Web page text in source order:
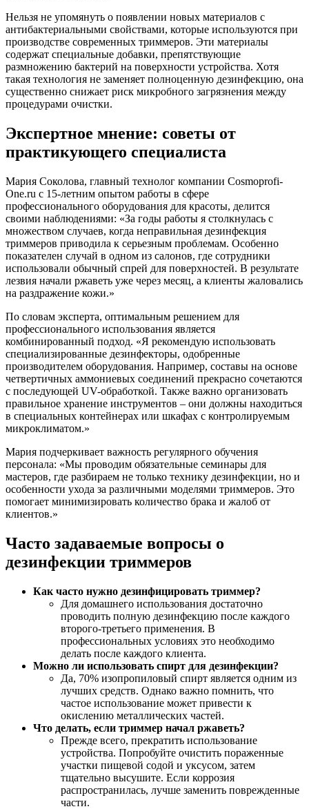
Нельзя не упомянуть о появлении новых материалов с
антибактериальными свойствами, которые используются при
производстве современных триммеров. Эти материалы
содержат специальные добавки, препятствующие
размножению бактерий на поверхности устройства. Хотя
такая технология не заменяет полноценную дезинфекцию, она
существенно снижает риск микробного загрязнения между
процедурами очистки.
Экспертное мнение: советы от
практикующего специалиста
Мария Соколова, главный технолог компании Cosmoprofi-
One.ru с 15-летним опытом работы в сфере
профессионального оборудования для красоты, делится
своими наблюдениями: «За годы работы я столкнулась с
множеством случаев, когда неправильная дезинфекция
триммеров приводила к серьезным проблемам. Особенно
показателен случай в одном из салонов, где сотрудники
использовали обычный спрей для поверхностей. В результате
лезвия начали ржаветь уже через месяц, а клиенты жаловались
на раздражение кожи.»
По словам эксперта, оптимальным решением для
профессионального использования является
комбинированный подход. «Я рекомендую использовать
специализированные дезинфекторы, одобренные
производителем оборудования. Например, составы на основе
четвертичных аммониевых соединений прекрасно сочетаются
с последующей UV-обработкой. Также важно организовать
правильное хранение инструментов – они должны находиться
в специальных контейнерах или шкафах с контролируемым
микроклиматом.»
Мария подчеркивает важность регулярного обучения
персонала: «Мы проводим обязательные семинары для
мастеров, где разбираем не только технику дезинфекции, но и
особенности ухода за различными моделями триммеров. Это
помогает минимизировать количество брака и жалоб от
клиентов.»
Часто задаваемые вопросы о
дезинфекции триммеров
Как часто нужно дезинфицировать триммер?
Для домашнего использования достаточно
проводить полную дезинфекцию после каждого
второго-третьего применения. В
профессиональных условиях это необходимо
делать после каждого клиента.
Можно ли использовать спирт для дезинфекции?
Да, 70% изопропиловый спирт является одним из
лучших средств. Однако важно помнить, что
частое использование может привести к
окислению металлических частей.
Что делать, если триммер начал ржаветь?
Прежде всего, прекратить использование
устройства. Попробуйте очистить пораженные
участки пищевой содой и уксусом, затем
тщательно высушите. Если коррозия
распространилась, лучше заменить поврежденные
части.